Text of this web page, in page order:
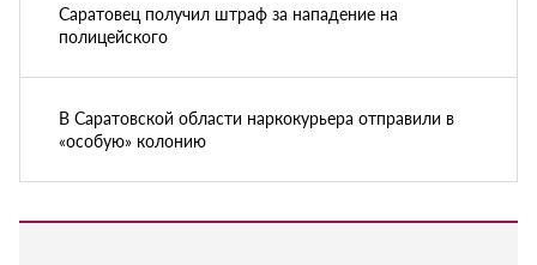
Саратовец получил штраф за нападение на
полицейского
В Саратовской области наркокурьера отправили в
«особую» колонию